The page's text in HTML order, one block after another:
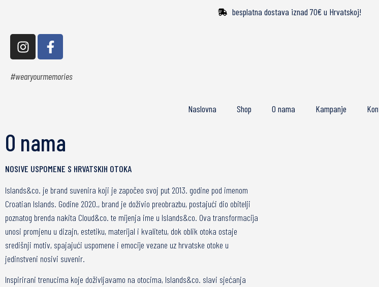
besplatna dostava iznad 70€ u Hrvatskoj!
#wearyourmemories
Naslovna Shop O nama Kampanje
O nama
NOSIVE USPOMENE S HRVATSKIH OTOKA
Islands&co. je brand suvenira koji je započeo svoj put 2013. godine pod imenom
Croatian Islands. Godine 2020., brand je doživio preobrazbu, postajući dio obitelji
poznatog brenda nakita Cloud&co. te mijenja ime u Islands&co. Ova transformacija
unosi promjenu u dizajn, estetiku, materijal i kvalitetu, dok oblik otoka ostaje
središnji motiv, spajajući uspomene i emocije vezane uz hrvatske otoke u
jedinstveni nosivi suvenir.
Inspirirani trenucima koje doživljavamo na otocima, Islands&co. slavi sjećanja